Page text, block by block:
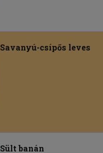
Savanyú-csípős leves
Sült banán